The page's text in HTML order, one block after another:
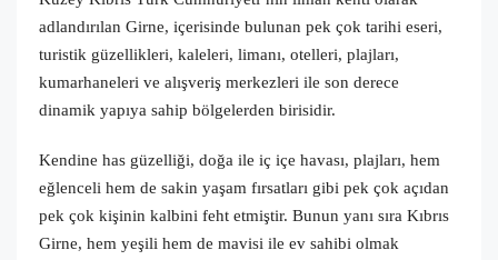
adlandırılan Girne, içerisinde bulunan pek çok tarihi eseri,
turistik güzellikleri, kaleleri, limanı, otelleri, plajları,
kumarhaneleri ve alışveriş merkezleri ile son derece
dinamik yapıya sahip bölgelerden birisidir.
Kendine has güzelliği, doğa ile iç içe havası, plajları, hem
eğlenceli hem de sakin yaşam fırsatları gibi pek çok açıdan
pek çok kişinin kalbini feht etmiştir. Bunun yanı sıra Kıbrıs
Girne, hem yeşili hem de mavisi ile ev sahibi olmak